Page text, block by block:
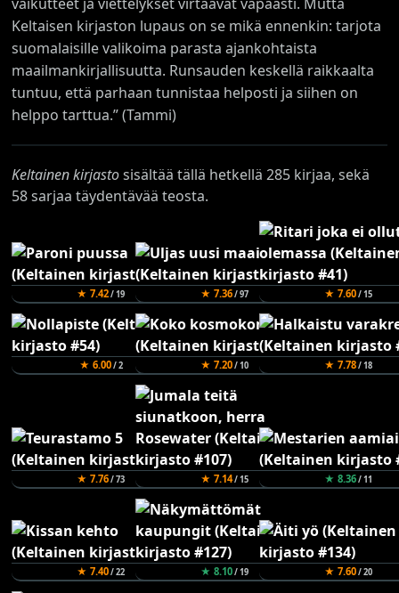
Keltaisen kirjaston lupaus on se mikä ennenkin: tarjota
suomalaisille valikoima parasta ajankohtaista
maailmankirjallisuutta. Runsauden keskellä raikkaalta
tuntuu, että parhaan tunnistaa helposti ja siihen on
helppo tarttua.” (Tammi)
Keltainen kirjastosisältää tällä hetkellä 285 kirjaa, sekä
58 sarjaa täydentävää teosta.
★ 7.42/ 19 ★ 7.36/ 97 ★ 7.60/ 15
★ 6.00/ 2 ★ 7.20/ 10 ★ 7.78/ 18
★ 7.76/ 73 ★ 7.14/ 15 ★ 8.36/ 11
★ 7.40/ 22 ★ 8.10/ 19 ★ 7.60/ 20